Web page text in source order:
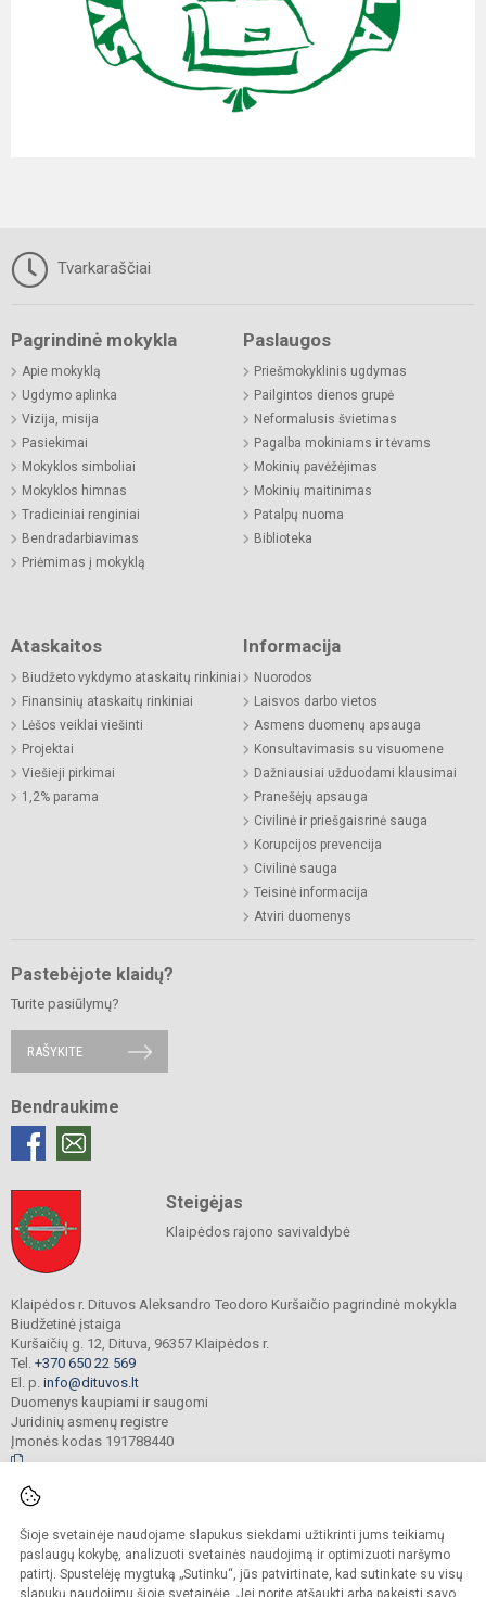
Šioje svetainėje naudojame slapukus siekdami užtikrinti jums teikiamų
paslaugų kokybę, analizuoti svetainės naudojimą ir optimizuoti naršymo
patirtį. Spustelėję mygtuką „Sutinku“, jūs patvirtinate, kad sutinkate su visų
slapukų naudojimu šioje svetainėje. Jei norite atšaukti arba pakeisti savo
Tvarkaraščiai
Pagrindinė mokykla
Apie mokyklą
Ugdymo aplinka
Vizija, misija
Pasiekimai
Mokyklos simboliai
Mokyklos himnas
Tradiciniai renginiai
Bendradarbiavimas
Priėmimas į mokyklą
Paslaugos
Priešmokyklinis ugdymas
Pailgintos dienos grupė
Neformalusis švietimas
Pagalba mokiniams ir tėvams
Mokinių pavėžėjimas
Mokinių maitinimas
Patalpų nuoma
Biblioteka
Ataskaitos
Biudžeto vykdymo ataskaitų rinkiniai
Finansinių ataskaitų rinkiniai
Lėšos veiklai viešinti
Projektai
Viešieji pirkimai
1,2% parama
Informacija
Nuorodos
Laisvos darbo vietos
Asmens duomenų apsauga
Konsultavimasis su visuomene
Dažniausiai užduodami klausimai
Pranešėjų apsauga
Civilinė ir priešgaisrinė sauga
Korupcijos prevencija
Civilinė sauga
Teisinė informacija
Atviri duomenys
Pastebėjote klaidų?
Turite pasiūlymų?
RAŠYKITE
Bendraukime
Steigėjas
Klaipėdos rajono savivaldybė
Klaipėdos r. Dituvos Aleksandro Teodoro Kuršaičio pagrindinė mokykla
Biudžetinė įstaiga
Kuršaičių g. 12, Dituva, 96357 Klaipėdos r.
Tel. +370 650 22 569
El. p. info@dituvos.lt
Duomenys kaupiami ir saugomi
Juridinių asmenų registre
Įmonės kodas 191788440
Visos teisės saugomos. Kopijuoti turinį be raštiško įstaigos administracijos
sutikimo griežtai draudžiama.
Prieinamumo paraiška Slapukų politika